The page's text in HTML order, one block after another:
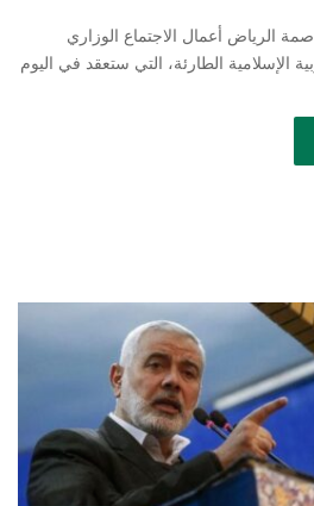
الرياض أعمال الاجتماع الوزاري
الإسلامية الطارئة، التي ستعقد في اليوم